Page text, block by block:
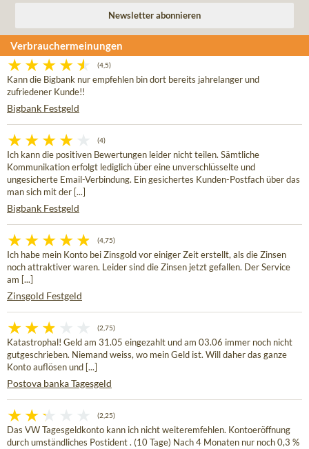
Verbrauchermeinungen
(4,5)
Kann die Bigbank nur empfehlen bin dort bereits jahrelanger und
zufriedener Kunde!!
Bigbank Festgeld
(4)
Ich kann die positiven Bewertungen leider nicht teilen. Sämtliche
Kommunikation erfolgt lediglich über eine unverschlüsselte und
ungesicherte Email-Verbindung. Ein gesichertes Kunden-Postfach über das
man sich mit der [...]
Bigbank Festgeld
(4,75)
Ich habe mein Konto bei Zinsgold vor einiger Zeit erstellt, als die Zinsen
noch attraktiver waren. Leider sind die Zinsen jetzt gefallen. Der Service
am [...]
Zinsgold Festgeld
(2,75)
Katastrophal! Geld am 31.05 eingezahlt und am 03.06 immer noch nicht
gutgeschrieben. Niemand weiss, wo mein Geld ist. Will daher das ganze
Konto auflösen und [...]
Postova banka Tagesgeld
(2,25)
Das VW Tagesgeldkonto kann ich nicht weiteremfehlen. Kontoeröffnung
durch umständliches Postident . (10 Tage) Nach 4 Monaten nur noch 0,3 %